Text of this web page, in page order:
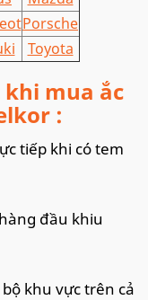
Porsche
Toyota
khi mua ắc
:
tiếp khi có tem
đầu khiu
khu vực trên cả